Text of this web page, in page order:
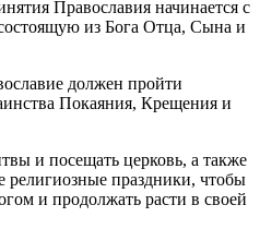
Православия начинается с
из Бога Отца, Сына и
должен пройти
Покаяния, Крещения и
и посещать церковь, а также
религиозные праздники, чтобы
и продолжать расти в своей